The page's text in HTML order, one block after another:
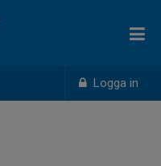
Logga in